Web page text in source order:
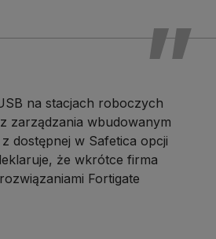
na stacjach roboczych
zarządzania wbudowanym
dostępnej w Safetica opcji
że wkrótce firma
Fortigate